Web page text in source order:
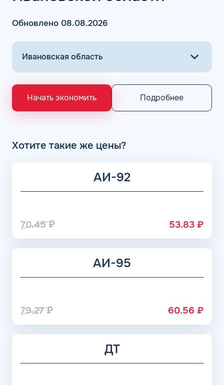
горючего на проверенных АЗС осуществляется всего в
Основными поставщиками для АЗС Flash являются
выпускающие лучшее топливо в стране экологического
класса Евро 5: ООО «Газпром добыча Астрахань» ПАО
«Газпром», Рязанский НПЗ, Саратовский НПЗ, Уфимский
НПЗ группы Роснефть. АЗС Flash и АГЗС компании
Обновлено 08.08.2026
Начать экономить Подробнее
Хотите такие же цены?
АИ-92
70.45₽ 53.83 ₽
АИ-95
79.27₽ 60.56 ₽
ДТ